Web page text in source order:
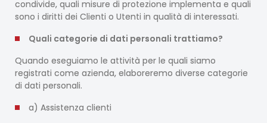
condivide, quali misure di protezione implementa e quali
sono i diritti dei Clienti o Utenti in qualità di interessati.
Quali categorie di dati personali trattiamo?
Quando eseguiamo le attività per le quali siamo
registrati come azienda, elaboreremo diverse categorie
di dati personali.
a) Assistenza clienti